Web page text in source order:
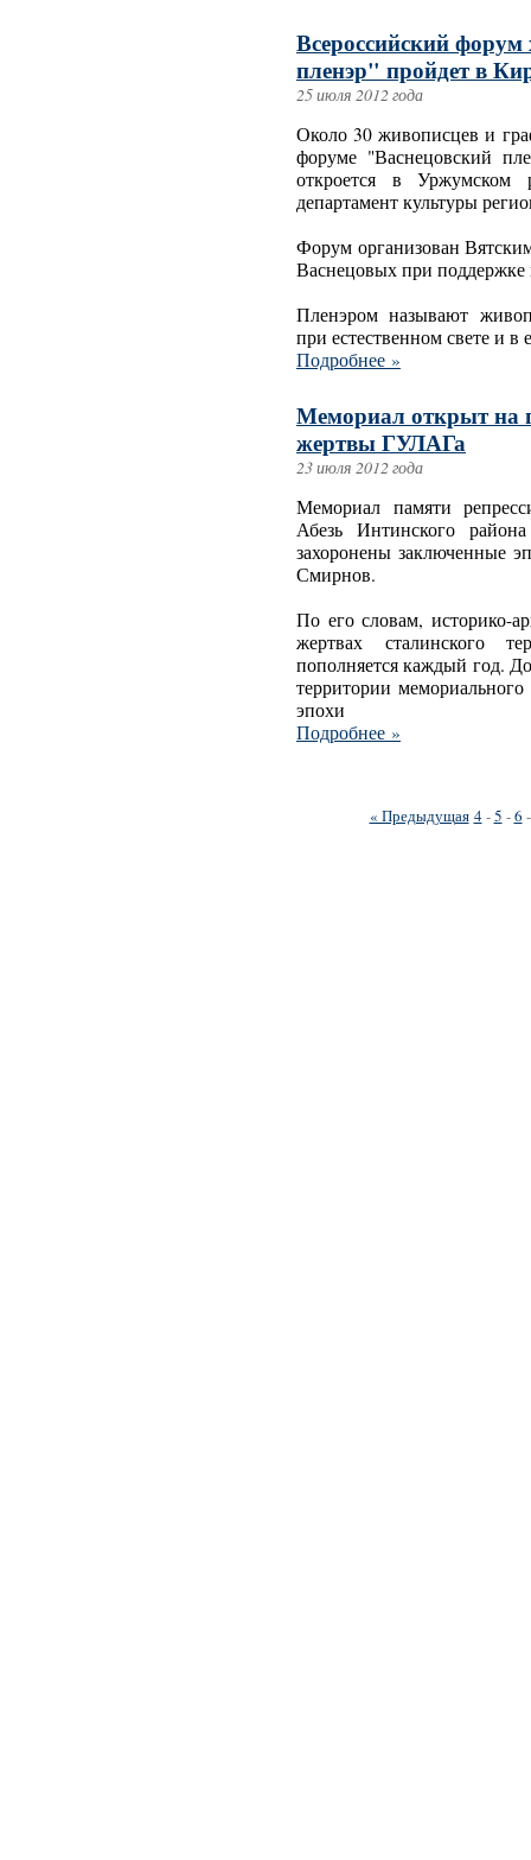
Всероссийский
пленэр" пройдет в
25 июля 2012 года
Около 30 живописцев и
форуме "Васнецовский
откроется в Уржумском
департамент культуры
Форум организован
Васнецовых при поддержке
Пленэром называют
при естественном свете и в
Подробнее »
Мемориал открыт на
жертвы ГУЛАГа
23 июля 2012 года
Мемориал памяти
Абезь Интинского
захоронены заключенные
Смирнов.
По его словам, историко-
жертвах сталинского
пополняется каждый год.
территории
эпохи
Подробнее »
« Предыдущая 4-5 -6